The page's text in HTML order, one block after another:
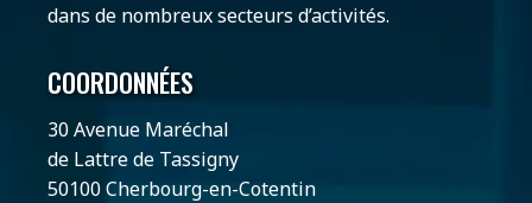
dans de nombreux secteurs d’activités.
COORDONNÉES
30 Avenue Maréchal
de Lattre de Tassigny
50100 Cherbourg-en-Cotentin